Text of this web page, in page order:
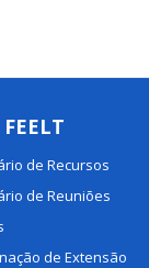
de Recursos
de Reuniões
de Extensão